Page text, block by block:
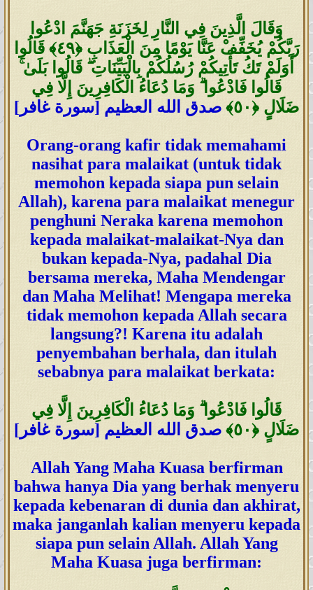
وَقَالَ الَّذِينَ فِي النَّارِ لِخَزَنَةِ جَهَنَّمَ ادْعُوا
رَبَّكُمْ يُخَفِّفْ عَنَّا يَوْمًا مِنَ الْعَذَابِ﴿٤٩﴾
قَالُوا
أَوَلَمْ تَكُ تَأْتِيكُمْ رُسُلُكُمْ بِالْبَيِّنَاتِ ۖ قَالُوا بَلَىٰ ۚ
قَالُوا فَادْعُوا ۗ وَمَا دُعَاءُ الْكَافِرِينَ إِلَّا فِي
ضَلَالٍ ﴿٥٠ ﴾ صدق الله العظيم [سورة غافر]
Orang-orang kafir tidak memahami
nasihat para malaikat (untuk tidak
memohon kepada siapa pun selain
Allah), karena para malaikat menegur
penghuni Neraka karena memohon
kepada malaikat-malaikat-Nya dan
bukan kepada-Nya, padahal Dia
bersama mereka, Maha Mendengar
dan Maha Melihat! Mengapa mereka
tidak memohon kepada Allah secara
langsung?! Karena itu adalah
penyembahan berhala, dan itulah
sebabnya para malaikat berkata:
قَالُوا فَادْعُوا ۗ وَمَا دُعَاءُ الْكَافِرِينَ إِلَّا فِي
ضَلَالٍ ﴿٥٠ ﴾ صدق الله العظيم [سورة غافر]
Allah Yang Maha Kuasa berfirman
bahwa hanya Dia yang berhak menyeru
kepada kebenaran di dunia dan akhirat,
maka janganlah kalian menyeru kepada
siapa pun selain Allah. Allah Yang
Maha Kuasa juga berfirman: